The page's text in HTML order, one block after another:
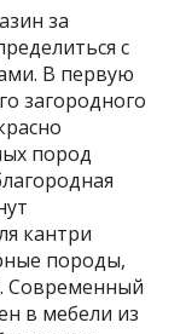
за
с
В первую
загородного
пород
кантри
породы,
Современный
в мебели из